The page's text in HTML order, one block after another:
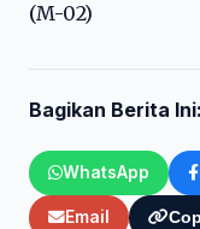
(M-02)
Bagikan Berita Ini:
WhatsApp
Email